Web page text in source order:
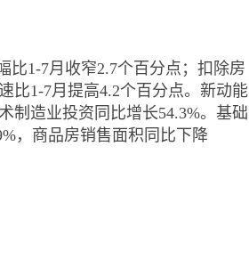
比1-7月收窄2.7个百分点；扣除房
比1-7月提高4.2个百分点。新动能
制造业投资同比增长54.3%。基础
，商品房销售面积同比下降